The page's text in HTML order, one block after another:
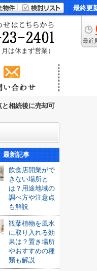
最終更
最近
は休まず営業）
相続後に売却可
最新記事
飲食店開業がで
きない場所と
は？用途地域の
調べ方や注意点
も解説
観葉植物を風水
に取り入れる効
果は？置き場所
やおすすめの種
類も解説